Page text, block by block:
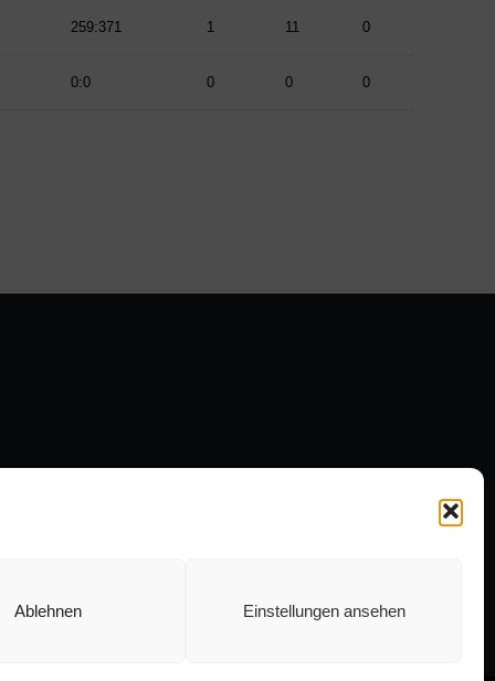
Ablehnen Einstellungen ansehen
259:371 1 11 0
0:0 0 0 0